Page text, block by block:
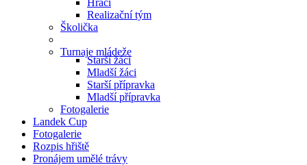
Hráči
Realizační tým
Školička
Turnaje mládeže
Starší žáci
Mladší žáci
Starší přípravka
Mladší přípravka
Fotogalerie
Landek Cup
Fotogalerie
Rozpis hřiště
Pronájem umělé trávy